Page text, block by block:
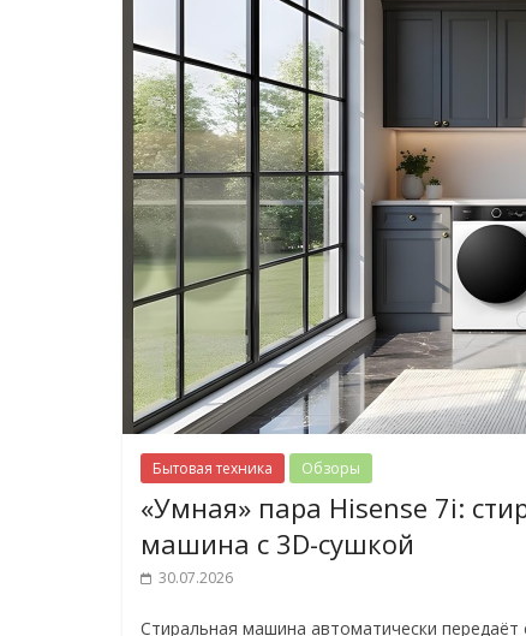
Бытовая техника Обзоры
«Умная» пара Hisense 7i:
машина с 3D-сушкой
30.07.2026
Стиральная машина автоматически